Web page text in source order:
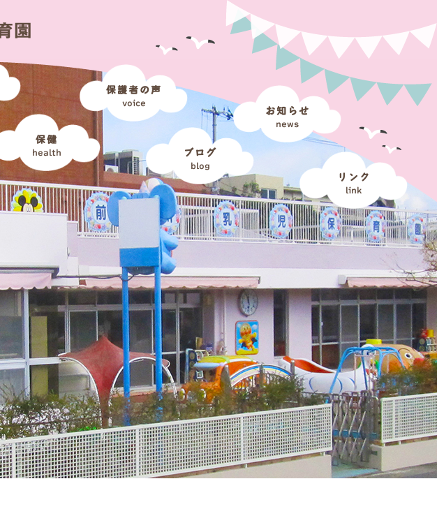
保健
health
保護者の声
voice
ブログ
blog
お知らせ
news
リンク
link